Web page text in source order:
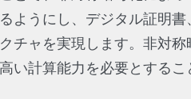
ようにし、デジタル証明
チャを実現します。非対
い計算能力を必要とするこ